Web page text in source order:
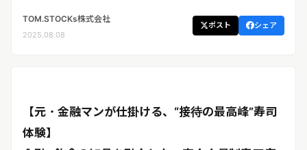
リリースを配信する
TOM.STOCKs株式会社
2025.08.08
ポスト シェア
【元・金融マンが仕掛ける、“接待の最高峰”寿司
体験】